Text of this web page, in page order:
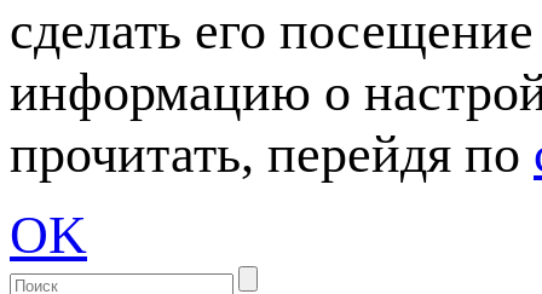
сделать его
информацию о
прочитать, перейдя по
OK